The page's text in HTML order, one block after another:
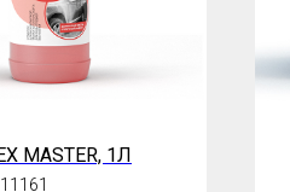
MASTER, 1Л
11161